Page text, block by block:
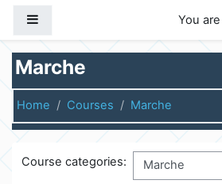
You
Marche
Home Courses Marche
Course categories: